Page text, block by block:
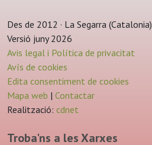
Des de 2012 · La Segarra (Catalonia)
Versió juny 2026
Avis legal i Política de privacitat
Avís de cookies
Edita consentiment de cookies
Mapa web | Contactar
Realització: cdnet
Troba'ns a les Xarxes